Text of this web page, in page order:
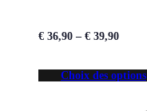
€ 36,90 – € 39,90
Choix des options